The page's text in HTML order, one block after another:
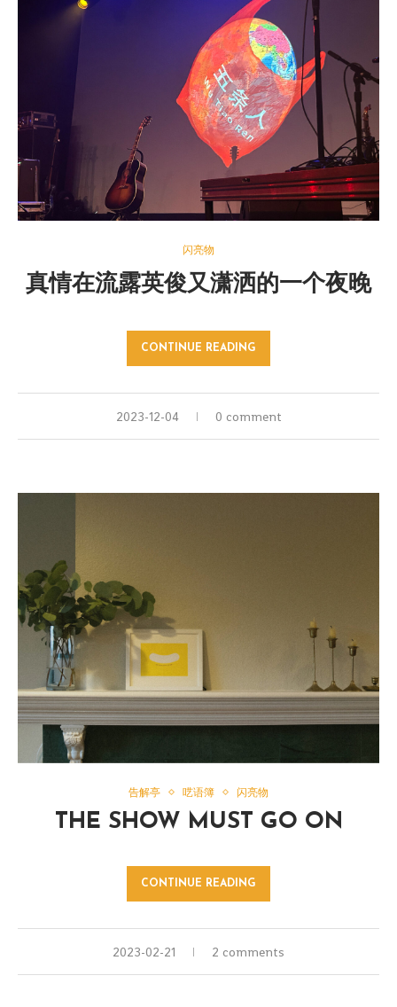
闪亮物
真情在流露英俊又潇洒的一个夜晚
CONTINUE READING
2023-12-04 0 comment
告解亭 呓语簿 闪亮物
THE SHOW MUST GO ON
CONTINUE READING
2023-02-21 2 comments